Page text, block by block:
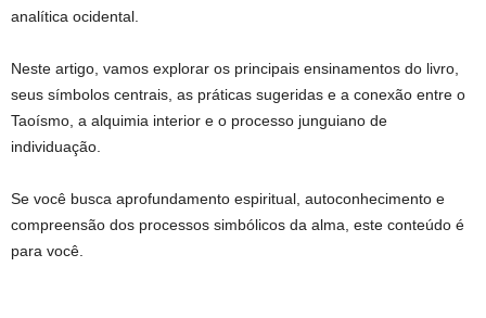
analítica ocidental.
Neste artigo, vamos explorar os principais ensinamentos do livro,
seus símbolos centrais, as práticas sugeridas e a conexão entre o
Taoísmo, a alquimia interior e o processo junguiano de
individuação.
Se você busca aprofundamento espiritual, autoconhecimento e
compreensão dos processos simbólicos da alma, este conteúdo é
para você.